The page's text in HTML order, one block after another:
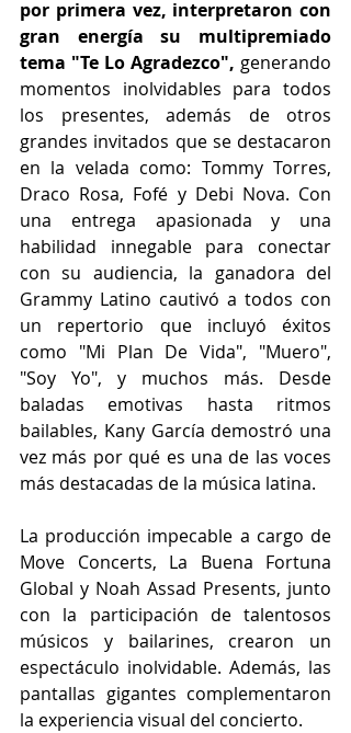
por primera vez, interpretaron con
gran energía su multipremiado
tema "Te Lo Agradezco", generando
momentos inolvidables para todos
los presentes, además de otros
grandes invitados que se destacaron
en la velada como: Tommy Torres,
Draco Rosa, Fofé y Debi Nova. Con
una entrega apasionada y una
habilidad innegable para conectar
con su audiencia, la ganadora del
Grammy Latino cautivó a todos con
un repertorio que incluyó éxitos
como "Mi Plan De Vida", "Muero",
"Soy Yo", y muchos más. Desde
baladas emotivas hasta ritmos
bailables, Kany García demostró una
vez más por qué es una de las voces
más destacadas de la música latina.
La producción impecable a cargo de
Move Concerts, La Buena Fortuna
Global y Noah Assad Presents, junto
con la participación de talentosos
músicos y bailarines, crearon un
espectáculo inolvidable. Además, las
pantallas gigantes complementaron
la experiencia visual del concierto.